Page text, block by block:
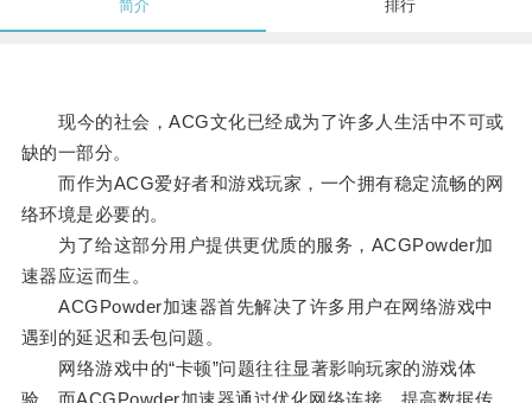
简介 排行
现今的社会，ACG文化已经成为了许多人生活中不可或
缺的一部分。
而作为ACG爱好者和游戏玩家，一个拥有稳定流畅的网
络环境是必要的。
为了给这部分用户提供更优质的服务，ACGPowder加
速器应运而生。
ACGPowder加速器首先解决了许多用户在网络游戏中
遇到的延迟和丢包问题。
网络游戏中的“卡顿”问题往往显著影响玩家的游戏体